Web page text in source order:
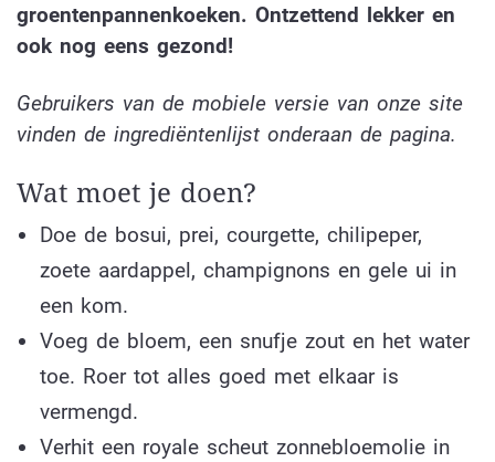
groentenpannenkoeken. Ontzettend lekker en
ook nog eens gezond!
Gebruikers van de mobiele versie van onze site
vinden de ingrediëntenlijst onderaan de pagina.
Wat moet je doen?
Doe de bosui, prei, courgette, chilipeper,
zoete aardappel, champignons en gele ui in
een kom.
Voeg de bloem, een snufje zout en het water
toe. Roer tot alles goed met elkaar is
vermengd.
Verhit een royale scheut zonnebloemolie in